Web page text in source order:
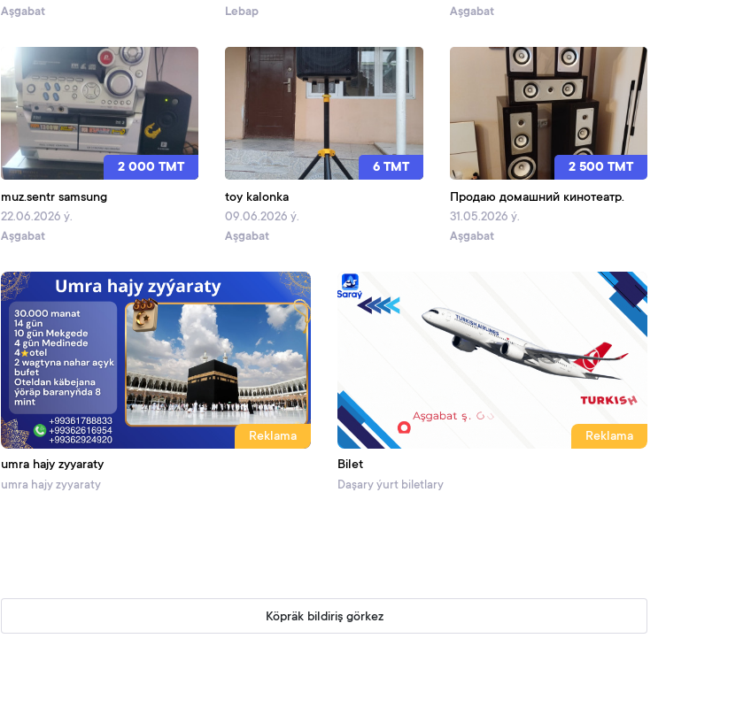
Aşgabat Lebap Aşgabat
2 000 TMT
muz.sentr samsung
22.06.2026 ý.
Aşgabat
6 TMT
toy kalonka
09.06.2026 ý.
Aşgabat
2 500 TMT
Продаю домашний кинотеатр.
31.05.2026 ý.
Aşgabat
Reklama
umra hajy zyyaraty
umra hajy zyyaraty
Reklama
Bilet
Daşary ýurt biletlary
Köpräk bildiriş görkez